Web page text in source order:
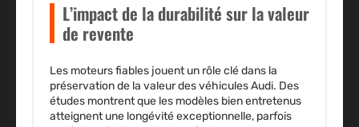
L’impact de la durabilité sur la valeur
de revente
Les moteurs fiables jouent un rôle clédans la
préservation de la valeur des véhicules Audi. Des
études montrent que les modèles bien entretenus
atteignent une longévité exceptionnelle, parfois